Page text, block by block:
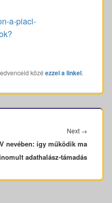
a-piaci-
közé ezzel a linkel.
Next →
post:
nevében: így működik ma
adathalász-támadás